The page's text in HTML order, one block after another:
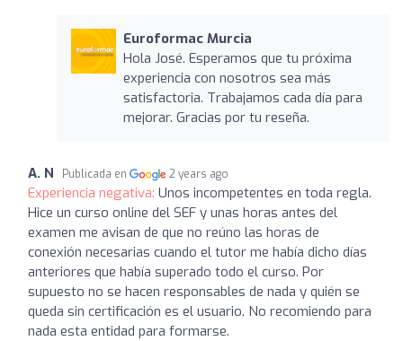
Euroformac Murcia
Hola José. Esperamos que tu próxima
experiencia con nosotros sea más
satisfactoria. Trabajamos cada día para
mejorar. Gracias por tu reseña.
A. N Publicada en 2 years ago
Experiencia negativa: Unos incompetentes en toda regla.
Hice un curso online del SEF y unas horas antes del
examen me avisan de que no reúno las horas de
conexión necesarias cuando el tutor me había dicho días
anteriores que había superado todo el curso. Por
supuesto no se hacen responsables de nada y quién se
queda sin certificación es el usuario. No recomiendo para
nada esta entidad para formarse.